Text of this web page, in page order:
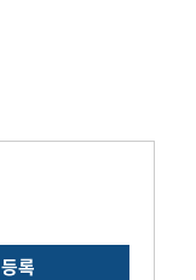
등록